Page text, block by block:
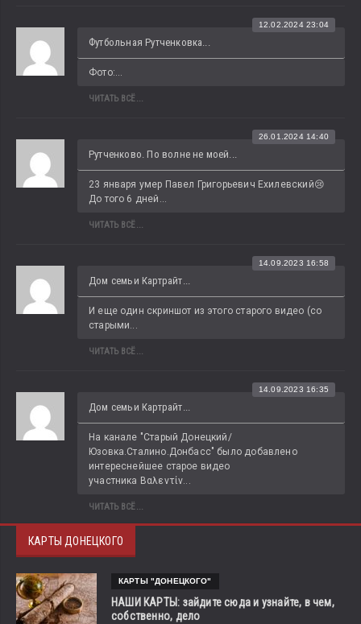
Футбольная Рутченковка...
12.02.2024 23:04
Фото:...
ЧИТАТЬ ВСЁ...
Рутченково. По волне не моей...
26.01.2024 14:40
23 января умер Павел Григорьевич Ехилевский😢
До того 6 дней...
ЧИТАТЬ ВСЁ...
Дом семьи Картрайт...
14.09.2023 16:58
И еще один скриншот из этого старого видео (со
старыми...
ЧИТАТЬ ВСЁ...
Дом семьи Картрайт...
14.09.2023 16:35
На канале "Старый Донецкий/
Юзовка.Сталино.Донбасс" было добавлено
интереснейшее старое видео
участника Βαλεντίν...
ЧИТАТЬ ВСЁ...
КАРТЫ ДОНЕЦКОГО
КАРТЫ "ДОНЕЦКОГО"
НАШИ КАРТЫ: зайдите сюда и узнайте, в чем,
собственно, дело